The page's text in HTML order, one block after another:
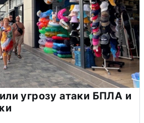
угрозу атаки БПЛА и